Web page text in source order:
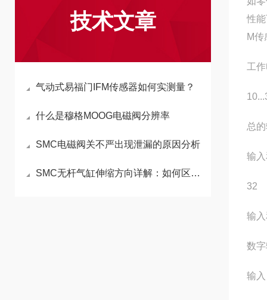
技术文章
气动式易福门IFM传感器如何实测量？
什么是穆格MOOG电磁阀分辨率
SMC电磁阀关不严出现泄漏的原因分析
SMC无杆气缸伸缩方向详解：如何区分伸出与缩回
性
M
工
总
输
32
输
数
输入